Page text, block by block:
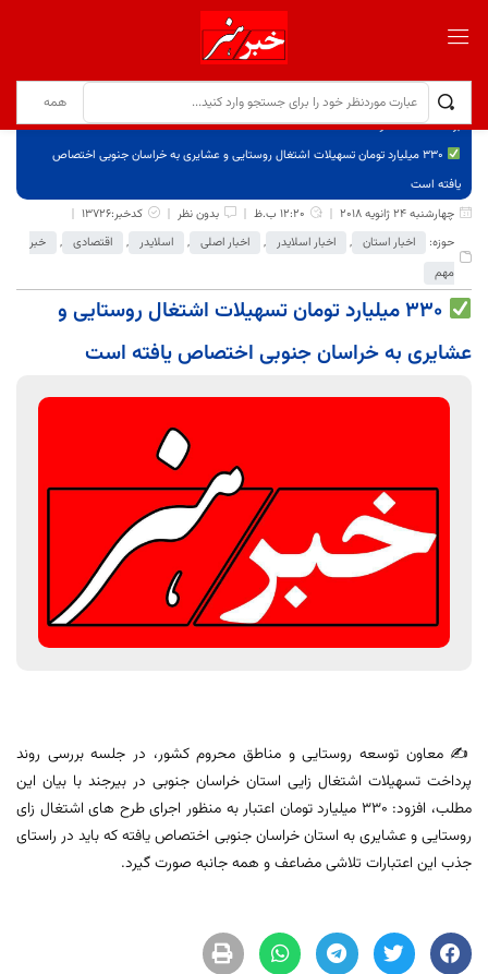
برگ نخست
نوشته‌ها
۳۳۰ میلیارد تومان تسهیلات اشتغال روستایی و عشایری به خراسان جنوبی اختصاص
یافته است
چهارشنبه 24 ژانویه 2018
12:20 ب.ظ بدون نظر
کدخبر:13726
حوزه:
اخبار استان , اخبار اسلایدر , اخبار اصلی , اسلایدر , اقتصادی ,
خبر
مهم
۳۳۰ میلیارد تومان تسهیلات اشتغال روستایی و
عشایری به خراسان جنوبی اختصاص یافته است
✍️ معاون توسعه روستایی و مناطق محروم کشور، در جلسه بررسی روند
پرداخت تسهیلات اشتغال زایی استان خراسان جنوبی در بیرجند با بیان این
مطلب، افزود: ۳۳۰ میلیارد تومان اعتبار به منظور اجرای طرح های اشتغال زای
روستایی و عشایری به استان خراسان جنوبی اختصاص یافته که باید در راستای
جذب این اعتبارات تلاشی مضاعف و همه جانبه صورت گیرد.